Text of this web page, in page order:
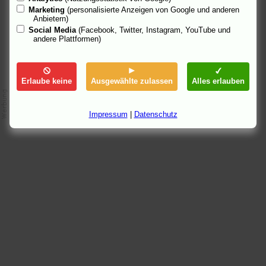
6.5.06 21:44
Marketing (personalisierte Anzeigen von Google und anderen
Anbietern)
Social Media (Facebook, Twitter, Instagram, YouTube und
andere Plattformen)
Erlaube keine Ausgewählte zulassen Alles erlauben
Impressum Datenschutz